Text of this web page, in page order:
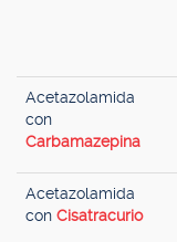
Acetazolamida
con
Carbamazepina
Acetazolamida
con Cisatracurio